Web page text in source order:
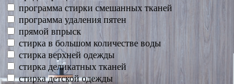
программа стирки смешанных тканей
программа удаления пятен
прямой впрыск
стирка в большом количестве воды
стирка верхней одежды
стирка деликатных тканей
стирка детской одежды